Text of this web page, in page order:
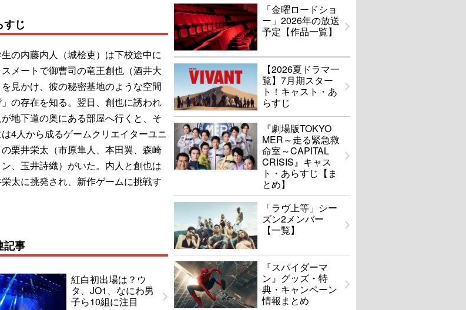
すじ
の内藤内人（城桧吏）は下校途中に
スメートで御曹司の竜王創也（酒井大
見かけ、彼の秘密基地のような空間
」の存在を知る。翌日、創也に誘われ
地下道の奥にある部屋へ行くと、そ
は4人から成るゲームクリエイターユニ
の栗井栄太（市原隼人、本田翼、森崎
ン、玉井詩織）がいた。内人と創也は
太に挑発され、新作ゲームに挑戦す
記事
紅白初出場は？ウ
タ、JO1、なにわ男
子ら10組に注目
「金曜ロードショ
ー」2026年の放送
予定【作品一覧】
【2026夏ドラマ一
覧】7月期スター
ト！キャスト・あ
らすじ
『劇場版TOKYO
MER～走る緊急救
命室～CAPITAL
CRISIS』キャス
ト・あらすじ【ま
とめ】
「ラヴ上等」シー
ズン2メンバー
【一覧】
『スパイダーマ
ン』グッズ・特
典・キャンペーン
情報まとめ